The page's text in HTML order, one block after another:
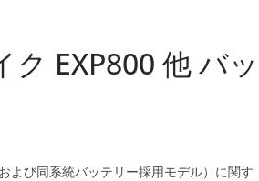
EXP800 他 バッ
よび同系統バッテリー採用モデル）に関す